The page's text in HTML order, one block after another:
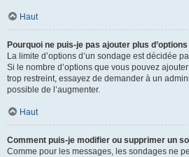
Haut
Pourquoi ne puis-je pas ajouter plus
La limite d’options d’un sondage est décidée
Si le nombre d’options que vous pouvez
trop restreint, essayez de demander à un
possible de l’augmenter.
Haut
Comment puis-je modifier ou supprimer un
Comme pour les messages, les sondages ne